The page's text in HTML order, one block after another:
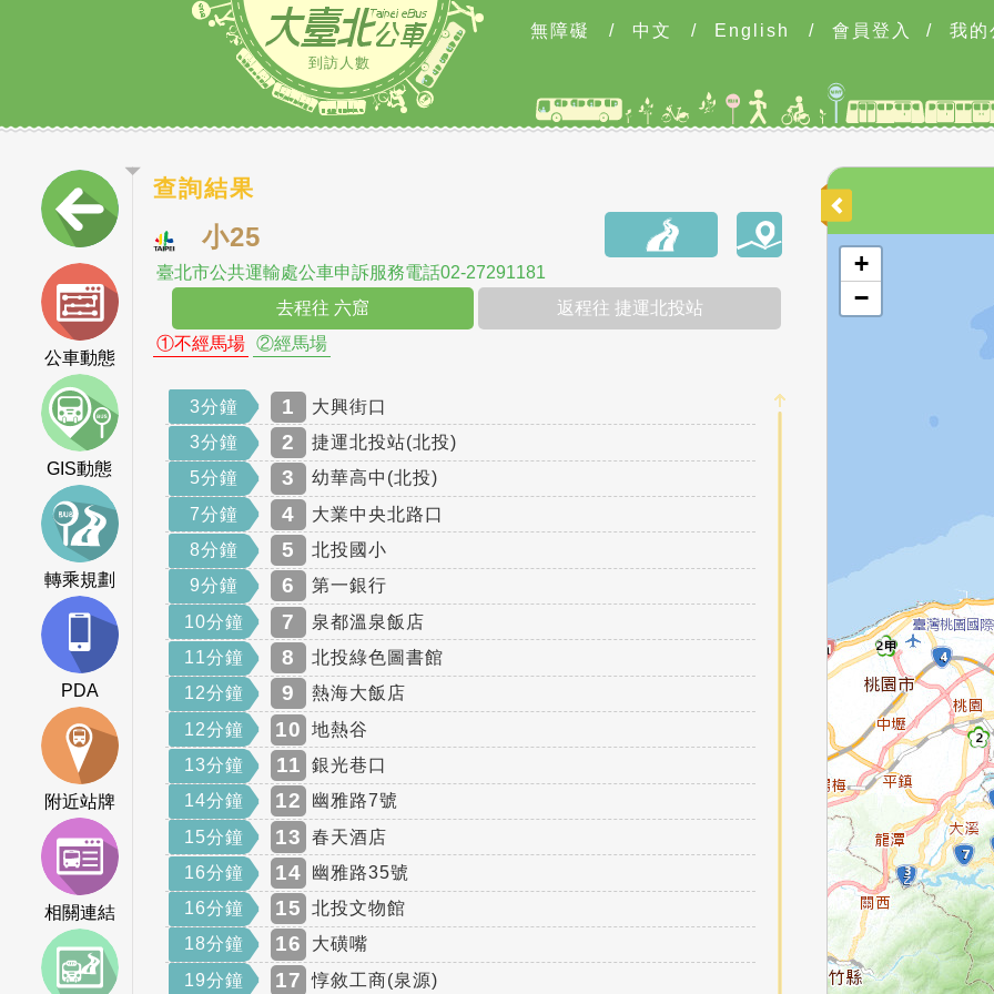
到訪人數
無障礙 / 中文 / English / 會員登入 / 我的
公車動態
GIS動態
轉乘規劃
PDA
附近站牌
相關連結
查詢結果
小25
臺北市公共運輸處公車申訴服務電話02-27291181
去程往 六窟
返程往 捷運北投站
①不經馬場
②經馬場
3分鐘 1
大興街口
3分鐘
2
捷運北投站(北投)
5分鐘
3
幼華高中(北投)
7分鐘
4
大業中央北路口
8分鐘
5
北投國小
9分鐘
6
第一銀行
10分鐘
7
泉都溫泉飯店
11分鐘
8
北投綠色圖書館
12分鐘
9
熱海大飯店
12分鐘
10
地熱谷
13分鐘
11
銀光巷口
14分鐘
12
幽雅路7號
15分鐘
13
春天酒店
16分鐘
14
幽雅路35號
16分鐘
15
北投文物館
18分鐘
16
大磺嘴
19分鐘
17 惇敘工商(泉源)
開啟地圖
+
−